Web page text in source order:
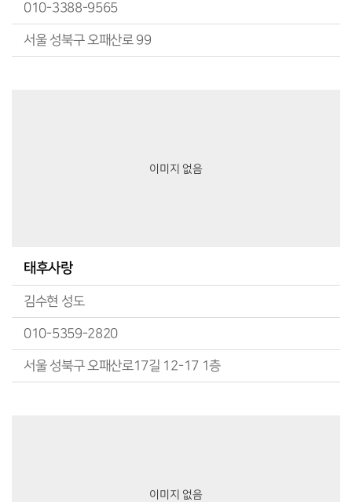
010-3388-9565
서울 성북구 오패산로 99
이미지 없음
태후사랑
김수현 성도
010-5359-2820
서울 성북구 오패산로17길 12-17 1층
이미지 없음